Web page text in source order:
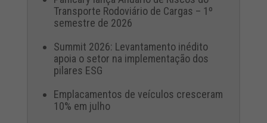
Transporte Rodoviário de Cargas – 1º
semestre de 2026
Summit 2026: Levantamento inédito
apoia o setor na implementação dos
pilares ESG
Emplacamentos de veículos cresceram
10% em julho